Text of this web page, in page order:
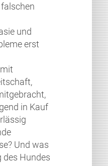
und
erst
in Kauf
Und was
des Hundes